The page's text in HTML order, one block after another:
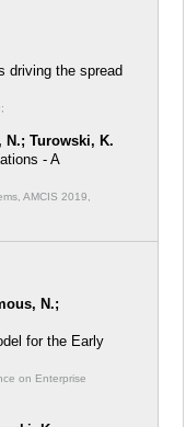
driving the spread
N.; Turowski, K.
- A
AMCIS 2019,
N.;
for the Early
on Enterprise